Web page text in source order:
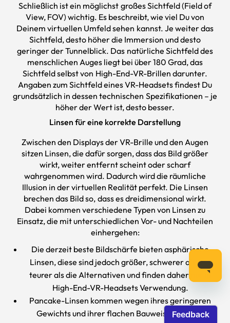
Schließlich ist ein möglichst großes Sichtfeld (Field of
View, FOV) wichtig. Es beschreibt, wie viel Du von
Deinem virtuellen Umfeld sehen kannst. Je weiter das
Sichtfeld, desto höher die Immersion und desto
geringer der Tunnelblick. Das natürliche Sichtfeld des
menschlichen Auges liegt bei über 180 Grad, das
Sichtfeld selbst von High-End-VR-Brillen darunter.
Angaben zum Sichtfeld eines VR-Headsets findest Du
grundsätzlich in dessen technischen Spezifikationen – je
höher der Wert ist, desto besser.
Linsen für eine korrekte Darstellung
Zwischen den Displays der VR-Brille und den Augen
sitzen Linsen, die dafür sorgen, dass das Bild größer
wirkt, weiter entfernt scheint oder scharf
wahrgenommen wird. Dadurch wird die räumliche
Illusion in der virtuellen Realität perfekt. Die Linsen
brechen das Bild so, dass es dreidimensional wirkt.
Dabei kommen verschiedene Typen von Linsen zu
Einsatz, die mit unterschiedlichen Vor- und Nachteilen
einhergehen:
Die derzeit beste Bildschärfe bieten asphärische
Linsen, diese sind jedoch größer, schwerer als und
teurer als die Alternativen und finden daher nur in
High-End-VR-Headsets Verwendung.
Pancake-Linsen kommen wegen ihres geringeren
Gewichts und ihrer flachen Bauweise häufig in